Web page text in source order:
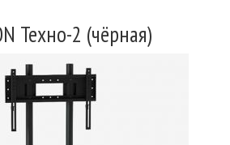
Техно-2 (чёрная)